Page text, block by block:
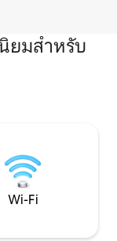
ยมสำหรับ
Wi-Fi